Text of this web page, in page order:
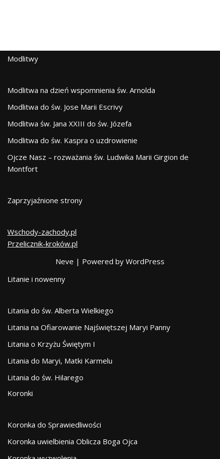
Modlitwy
Modlitwa na dzień wspomnienia św. Arnolda
Modlitwa do św. Jose Marii Escrivy
Modlitwa św. Jana XXIII do św. Józefa
Modlitwa do św. Kaspra o uzdrowienie
Ojcze Nasz – rozważania św. Ludwika Marii Girgion de
Montfort
Zaprzyjaźnione strony
Wschody-zachody.pl
Przelicznik-kroków.pl
Neve | Powered by WordPress
Litanie i nowenny
Litania do św. Alberta Wielkiego
Litania na Ofiarowanie Najświętszej Maryi Panny
Litania o Krzyżu Świętym I
Litania do Maryi, Matki Karmelu
Litania do św. Hilarego
Koronki
Koronka do Sprawiedliwości
Koronka uwielbienia Oblicza Boga Ojca